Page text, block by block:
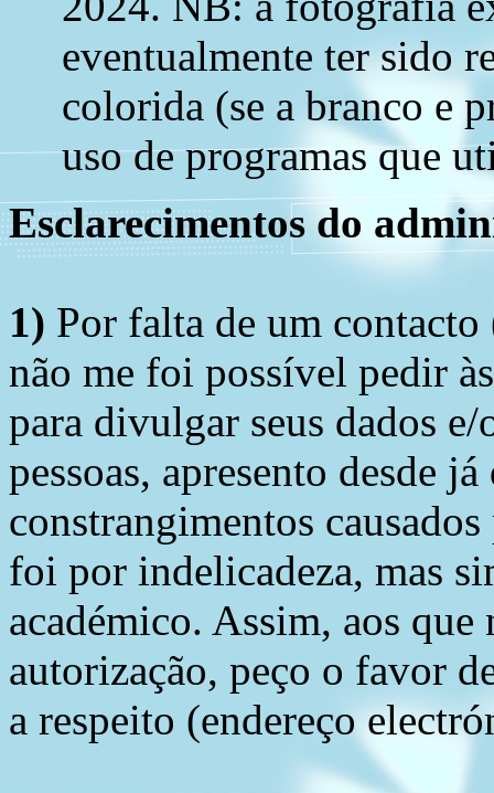
eventualmente ter sido
colorida (se a branco e
uso de programas que
Esclarecimentos do
1) Por falta de um
não me foi possível pedir
para divulgar seus dados
pessoas, apresento desde
constrangimentos
foi por indelicadeza, mas
académico. Assim, aos
autorização, peço o favor
a respeito (endereço